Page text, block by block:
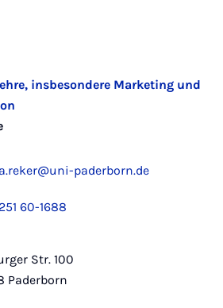
insbesondere Marketing und
paderborn.de
60-1688
Str. 100
Paderborn